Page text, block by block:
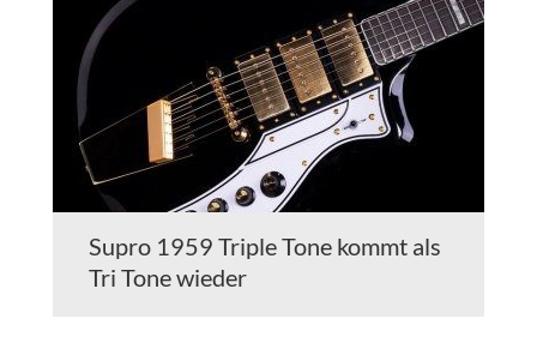
Supro 1959 Triple Tone kommt als
Tri Tone wieder